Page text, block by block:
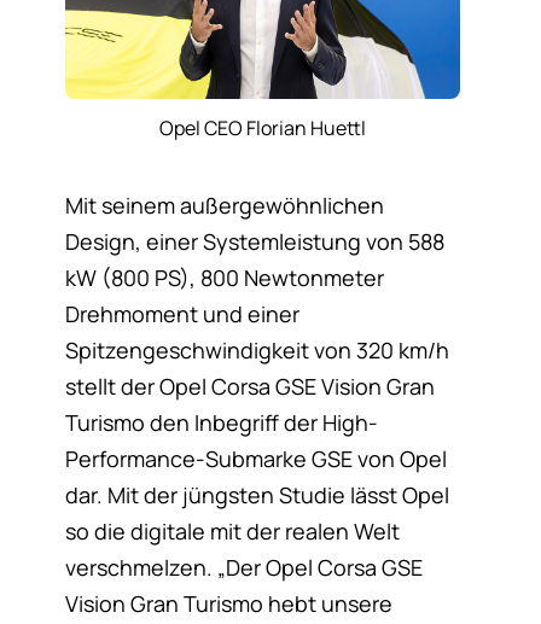
Opel CEO Florian Huettl
Mit seinem außergewöhnlichen
Design, einer Systemleistung von 588
kW (800 PS), 800 Newtonmeter
Drehmoment und einer
Spitzengeschwindigkeit von 320 km/h
stellt der Opel Corsa GSE Vision Gran
Turismo den Inbegriff der High-
Performance-Submarke GSE von Opel
dar. Mit der jüngsten Studie lässt Opel
so die digitale mit der realen Welt
verschmelzen. „Der Opel Corsa GSE
Vision Gran Turismo hebt unsere